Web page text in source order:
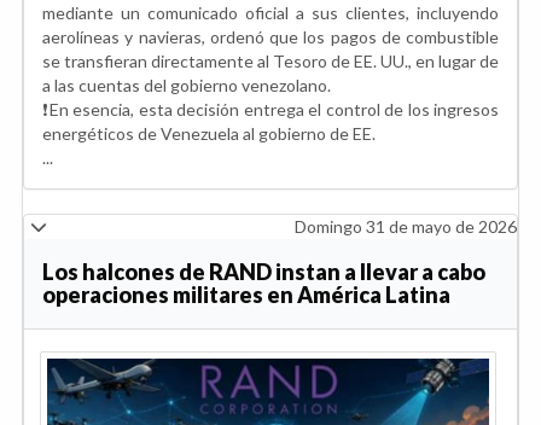
mediante un comunicado oficial a sus clientes, incluyendo
aerolíneas y navieras, ordenó que los pagos de combustible
se transfieran directamente al Tesoro de EE. UU., en lugar de
a las cuentas del gobierno venezolano.
❗️En esencia, esta decisión entrega el control de los ingresos
energéticos de Venezuela al gobierno de EE.
...
Domingo 31 de mayo de 2026
Los halcones de RAND instan a llevar a cabo
operaciones militares en América Latina